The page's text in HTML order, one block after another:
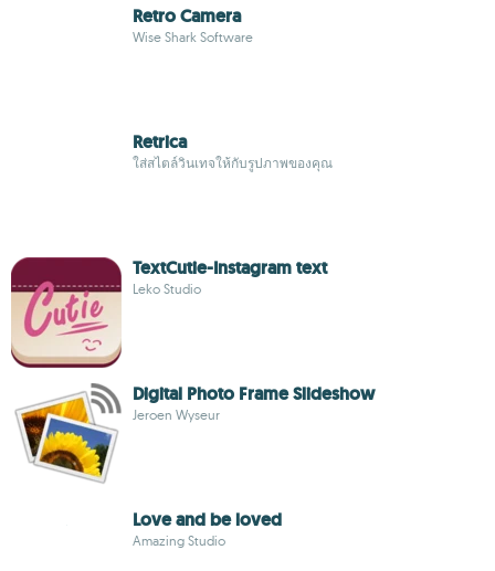
Retro Camera
Wise Shark Software
Retrica
ใส่สไตล์วินเทจให้กับรูปภาพของคุณ
TextCutie-Instagram text
Leko Studio
Digital Photo Frame Slideshow
Jeroen Wyseur
Love and be loved
Amazing Studio